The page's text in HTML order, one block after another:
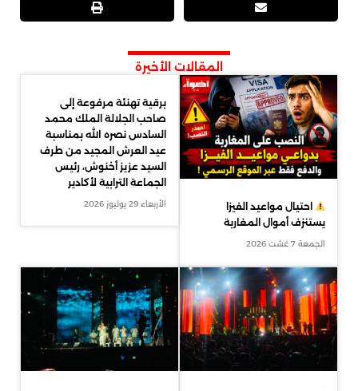
المقالات الأخيرة
احتيال مواعيد الفيزا
يستنزف أموال المغاربة
الجمعة 7 غشت 2026
برقية تهنئة مرفوعة إلى
صاحب الجلالة الملك محمد
السادس نصره الله بمناسبة
عيد العرش المجيد من طرف
السيد عزيز أخنوش، رئيس
الجماعة الترابية لأكادير
الأربعاء 29 يوليوز 2026